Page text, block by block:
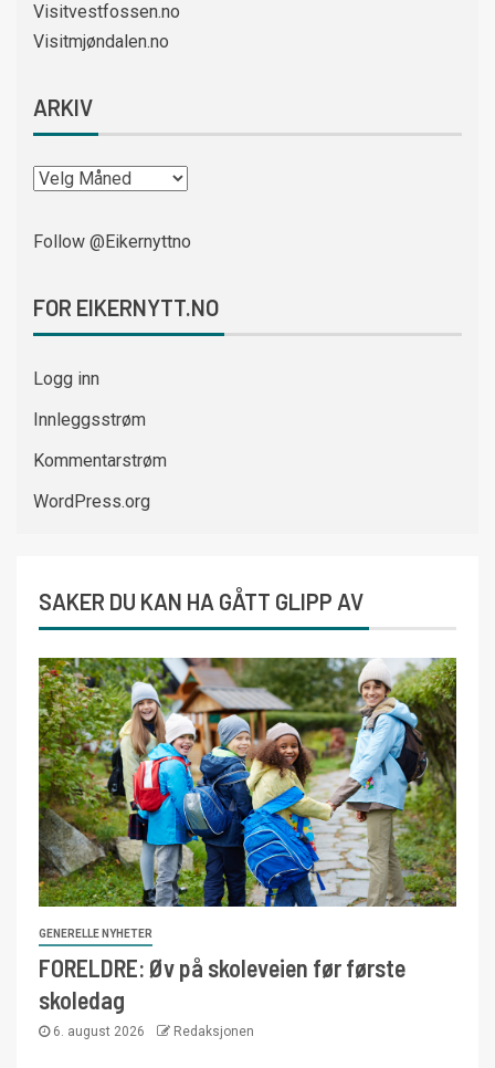
Visitvestfossen.no
Visitmjøndalen.no
ARKIV
Follow @Eikernyttno
FOR EIKERNYTT.NO
Logg inn
Innleggsstrøm
Kommentarstrøm
WordPress.org
SAKER DU KAN HA GÅTT GLIPP AV
GENERELLE NYHETER
FORELDRE: Øv på skoleveien før første
skoledag
6. august 2026 Redaksjonen